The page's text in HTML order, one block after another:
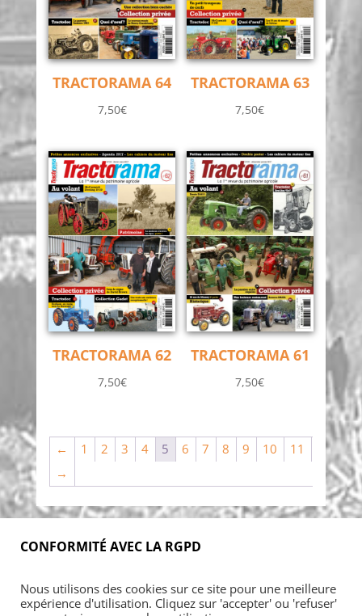
TRACTORAMA 64
7,50€
TRACTORAMA 63
7,50€
TRACTORAMA 62
7,50€
TRACTORAMA 61
7,50€
← 1 2 3 4 5 6 7 8 9 10
11
→
CONFORMITÉ AVEC LA RGPD
Nous utilisons des cookies sur ce site pour une meilleure
expérience d'utilisation. Cliquez sur 'accepter' ou 'refuser'